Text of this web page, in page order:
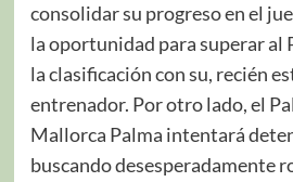
consolidar su progreso en el
la oportunidad para superar al
la clasificación con su, recién
entrenador. Por otro lado, el
Mallorca Palma intentará
buscando desesperadamente